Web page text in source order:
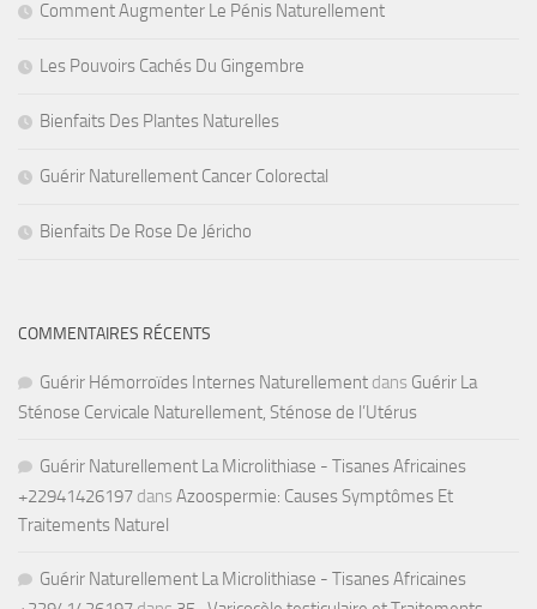
Comment Augmenter Le Pénis Naturellement
Les Pouvoirs Cachés Du Gingembre
Bienfaits Des Plantes Naturelles
Guérir Naturellement Cancer Colorectal
Bienfaits De Rose De Jéricho
COMMENTAIRES RÉCENTS
Guérir Hémorroïdes Internes Naturellement dans Guérir La
Sténose Cervicale Naturellement, Sténose de l’Utérus
Guérir Naturellement La Microlithiase - Tisanes Africaines
+22941426197 dans Azoospermie: Causes Symptômes Et
Traitements Naturel
Guérir Naturellement La Microlithiase - Tisanes Africaines